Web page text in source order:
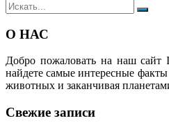
Поиск
для:
Поиск
О НАС
Добро пожаловать на наш сайт
найдете самые интересные
животных и заканчивая
Свежие записи